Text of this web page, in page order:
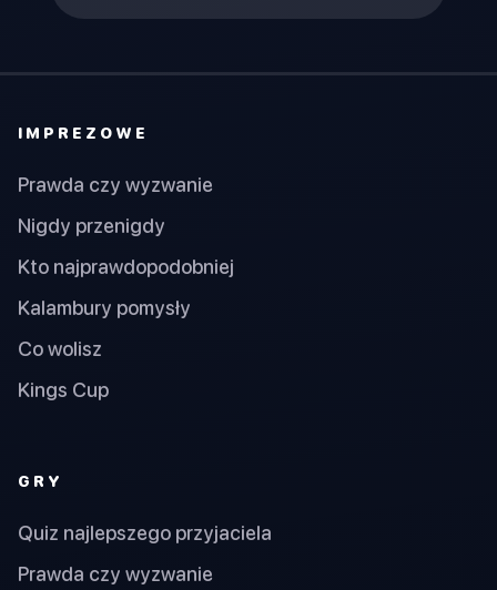
IMPREZOWE
Prawda czy wyzwanie
Nigdy przenigdy
Kto najprawdopodobniej
Kalambury pomysły
Co wolisz
Kings Cup
GRY
Quiz najlepszego przyjaciela
Prawda czy wyzwanie